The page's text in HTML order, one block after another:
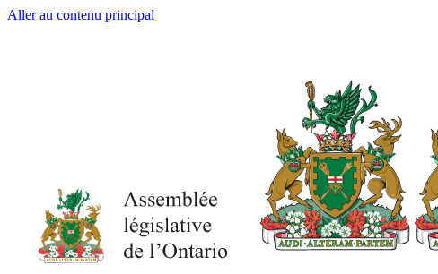
Aller au contenu principal